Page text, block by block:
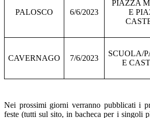
PALOSCO 6/6/2023
PIAZZA
E
CAVERNAGO 7/6/2023
SCUOLA/
E
Nei prossimi giorni verranno pubblicati i
feste (tutti sul sito, in bacheca per i singoli